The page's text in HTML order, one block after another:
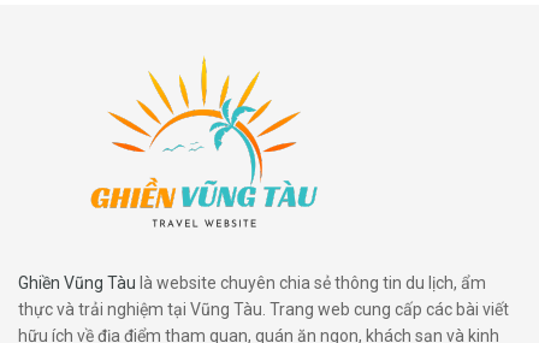
Ghiền Vũng Tàu là website chuyên chia sẻ thông tin du lịch, ẩm
thực và trải nghiệm tại Vũng Tàu. Trang web cung cấp các bài viết
hữu ích về địa điểm tham quan, quán ăn ngon, khách sạn và kinh